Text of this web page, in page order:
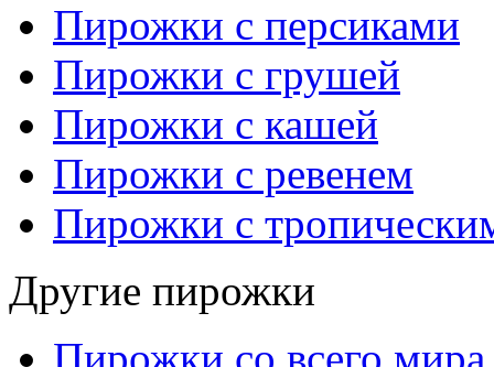
Пирожки с персиками
Пирожки с грушей
Пирожки с кашей
Пирожки с ревенем
Пирожки с
Другие пирожки